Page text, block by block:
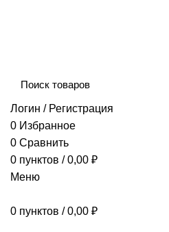
Логин / Регистрация
0 Избранное
0 Сравнить
0 пунктов / 0,00 ₽
Меню
0 пунктов / 0,00 ₽